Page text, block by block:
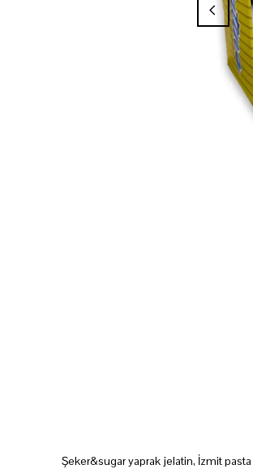
Şeker&sugar yaprak jelatin, İzmit